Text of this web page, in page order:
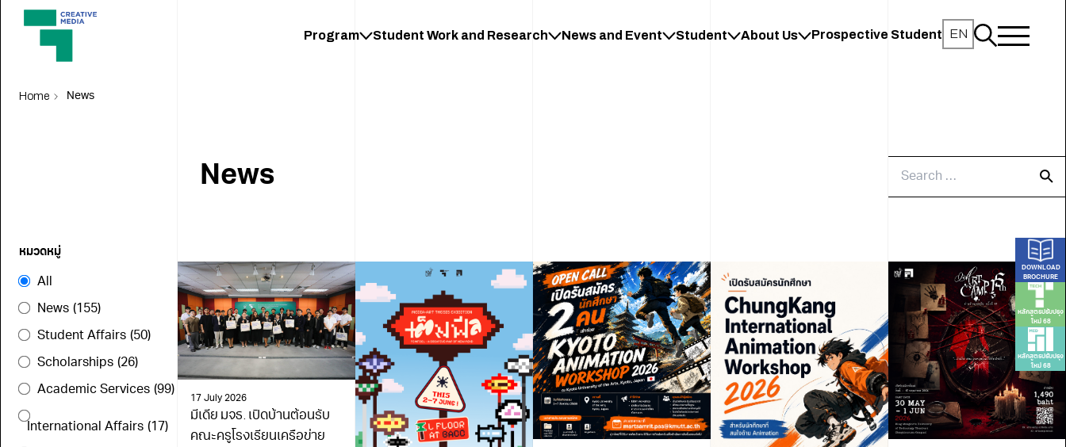
Program Student Work and Research News and Event Student About Us Prospective Student EN
DOWNLOAD
BROCHURE
หลักสูตรปรับปรุง
ใหม่ 68
หลักสูตรปรับปรุง
ใหม่ 68
Home News
หมวดหมู่
All
News (155)
Student Affairs (50)
Scholarships (26)
Academic Services (99)
International Affairs (17)
News
17 July 2026
มีเดีย มจธ. เปิดบ้านต้อนรับ
คณะครูโรงเรียนเครือข่าย